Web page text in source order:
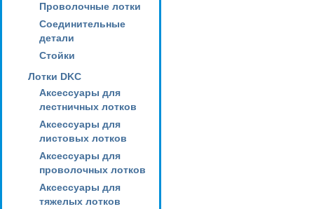
Проволочные лотки
Соединительные
детали
Стойки
Лотки DKC
Аксессуары для
лестничных лотков
Аксессуары для
листовых лотков
Аксессуары для
проволочных лотков
Аксессуары для
тяжелых лотков